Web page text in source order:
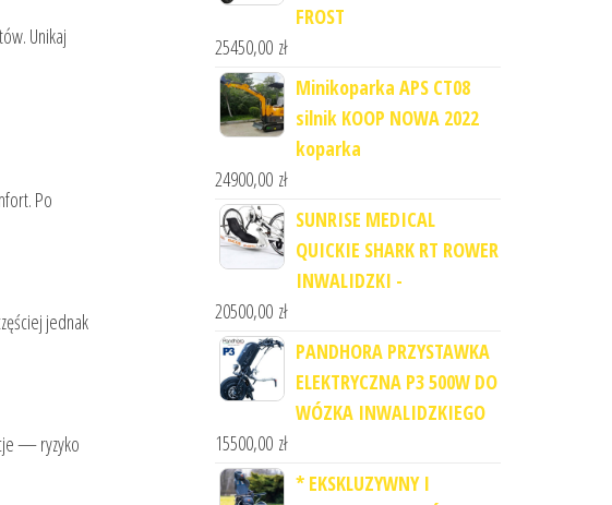
Unikaj
Po
jednak
— ryzyko
FROST
25450,00 zł
Minikoparka APS CT08
silnik KOOP NOWA 2022
koparka
24900,00 zł
SUNRISE MEDICAL
QUICKIE SHARK RT ROWER
INWALIDZKI -
20500,00 zł
PANDHORA PRZYSTAWKA
ELEKTRYCZNA P3 500W DO
WÓZKA INWALIDZKIEGO
15500,00 zł
* EKSKLUZYWNY I